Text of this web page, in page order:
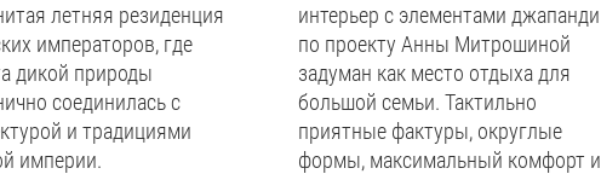
летняя резиденция
императоров, где
дикой природы
соединилась с
и традициями
империи.
интерьер с элементами джапанди
по проекту Анны Митрошиной
задуман как место отдыха для
большой семьи. Тактильно
приятные фактуры, округлые
формы, максимальный комфорт и